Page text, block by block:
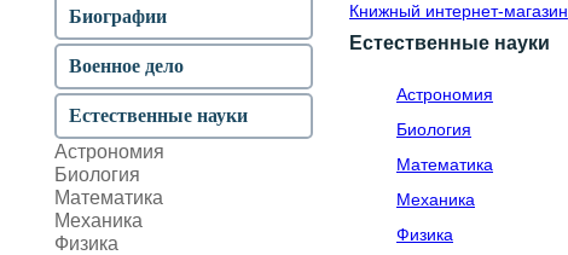
Книжный интернет-магазин
Естественные науки
Астрономия
Биология
Математика
Механика
Физика
Биографии
Военное дело
Естественные науки
Астрономия
Биология
Математика
Механика
Физика